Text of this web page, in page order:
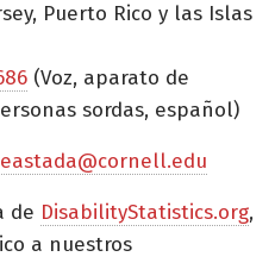
Puerto Rico y las Islas
(Voz, aparato de
sordas, español)
de DisabilityStatistics.org,
a nuestros